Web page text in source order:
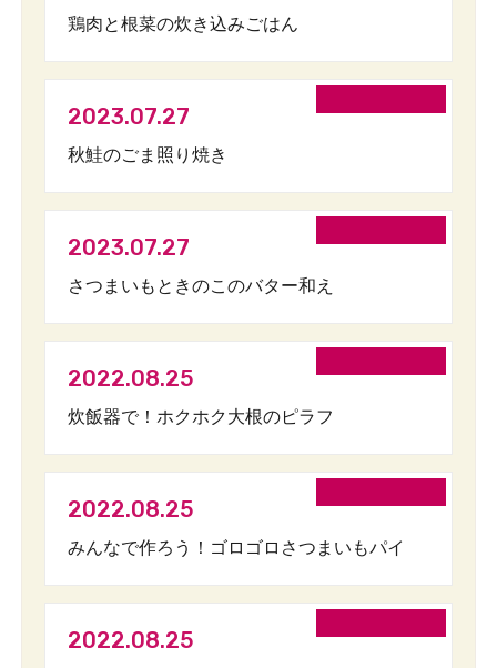
鶏肉と根菜の炊き込みごはん
2023.07.27
秋鮭のごま照り焼き
2023.07.27
さつまいもときのこのバター和え
2022.08.25
炊飯器で！ホクホク大根のピラフ
2022.08.25
みんなで作ろう！ゴロゴロさつまいもパイ
2022.08.25